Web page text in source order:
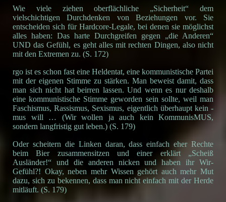
Wie viele ziehen oberflächliche „Sicherheit“ dem
vielschichtigen Durchdenken von Beziehungen vor. Sie
entscheiden sich für Hardcore-Legale, bei denen sie möglichst
alles haben: Das harte Durchgreifen gegen „die Anderen“
UND das Gefühl, es geht alles mit rechten Dingen, also nicht
mit den Extremen zu. (S. 172)
rgo ist es schon fast eine Heldentat, eine kommunistische Partei
mit der eigenen Stimme zu stärken. Man beweist damit, dass
man sich nicht hat beirren lassen. Und wenn es nur deshalb
eine kommunistische Stimme geworden sein sollte, weil man
Faschismus, Rassismus, Sexismus, eigentlich überhaupt kein -
mus will … (Wir wollen ja auch kein KommunisMUS,
sondern langfristig gut leben.) (S. 179)
Oder scheitern die Linken daran, dass einfach eher Rechte
beim Bier zusammensitzen und einer erklärt „Scheiß
Ausländer!“ und die anderen nicken und haben ihr Wir-
Gefühl?! Okay, neben mehr Wissen gehört auch mehr Mut
dazu, sich zu bekennen, dass man nicht einfach mit der Herde
mitläuft. (S. 179)